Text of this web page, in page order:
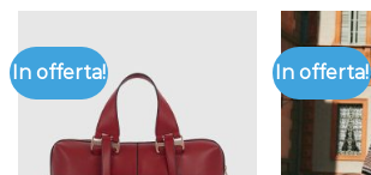
In offerta! In offerta!